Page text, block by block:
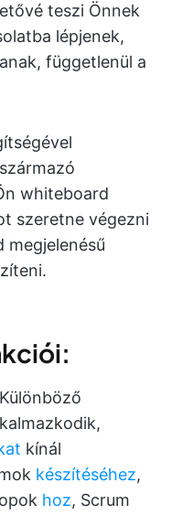
teszi Önnek
lépjenek,
függetlenül a
whiteboard
szeretne végezni
megjelenésű
Különböző
kínál
készítéséhez,
hoz, Scrum